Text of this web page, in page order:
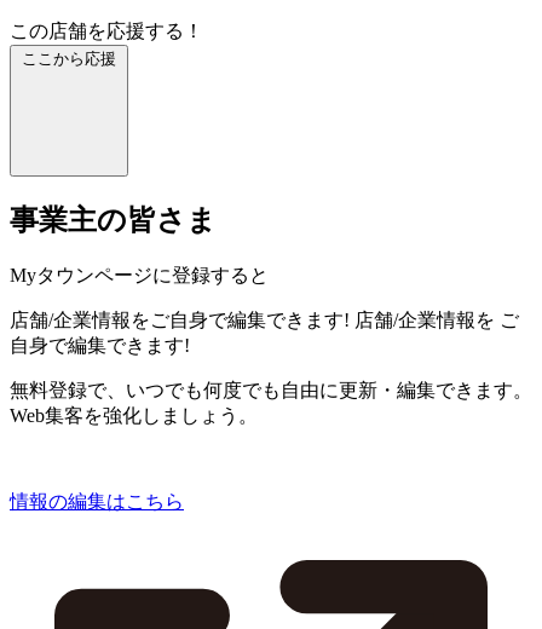
この店舗を応援する！
ここから応援
事業主の皆さま
Myタウンページに登録すると
店舗/企業情報をご自身で編集できます! 店舗/企業情報を ご
自身で編集できます!
無料登録で、いつでも何度でも自由に更新・編集できます。
Web集客を強化しましょう。
情報の編集はこちら